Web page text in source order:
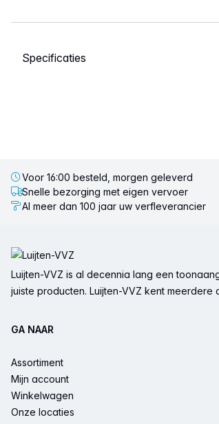
Selecteer een tabblad
Voor 16:00 besteld, morgen geleverd
Snelle bezorging met eigen vervoer
Al meer dan 100 jaar uw verfleverancier
Luijten-VVZ is al decennia lang een
juiste producten. Luijten-VVZ kent
GA NAAR
Assortiment
Mijn account
Winkelwagen
Onze locaties